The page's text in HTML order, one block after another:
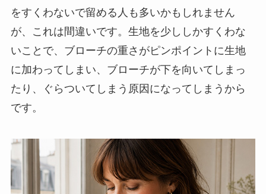
をすくわないで留める人も多いかもしれません
が、これは間違いです。生地を少ししかすくわな
いことで、ブローチの重さがピンポイントに生地
に加わってしまい、ブローチが下を向いてしまっ
たり、ぐらついてしまう原因になってしまうから
です。